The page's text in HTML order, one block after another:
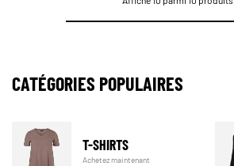
CATÉGORIES POPULAIRES
T-SHIRTS
Achetez maintenant